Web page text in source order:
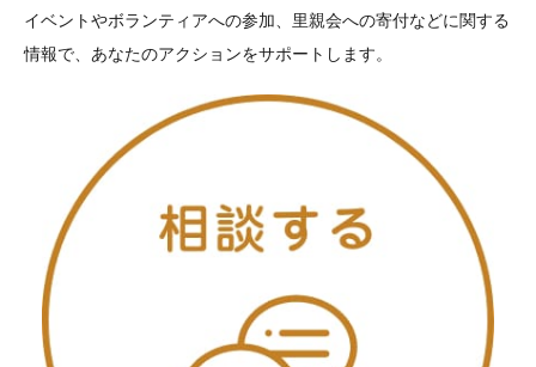
イベントやボランティアへの参加、里親会への寄付などに関する
情報で、あなたのアクションをサポートします。